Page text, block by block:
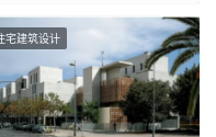
宅建筑设计